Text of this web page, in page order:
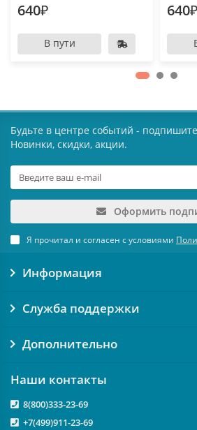
640₽
В пути
640₽
Будьте в центре событий -
Новинки, скидки, акции.
Оформить
Я прочитал и согласен с условиями
Информация
Служба поддержки
Дополнительно
Наши контакты
8(800)333-23-69
+7(499)911-23-69